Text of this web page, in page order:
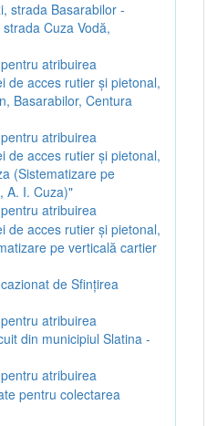
strada Basarabilor -
Cuza Vodă,
atribuirea
de acces rutier şi pietonal,
Basarabilor, Centura
atribuirea
de acces rutier şi pietonal,
(Sistematizare pe
A. I. Cuza)"
atribuirea
de acces rutier şi pietonal,
pe verticală cartier
de Sfinţirea
atribuirea
din municipiul Slatina -
atribuirea
pentru colectarea